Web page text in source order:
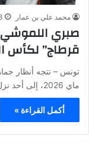
محمد علي بن عمار 13
صبري
قرطاج” لكأس
ماي 2026، إلى أحد نزل العاصمة. حيث سيعقد…
أكمل القراءة »